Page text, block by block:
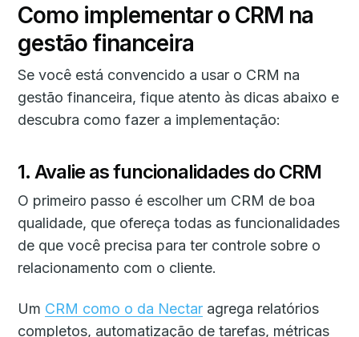
Como implementar o CRM na
gestão financeira
Se você está convencido a usar o CRM na
gestão financeira, fique atento às dicas abaixo e
descubra como fazer a implementação:
1. Avalie as funcionalidades do CRM
O primeiro passo é escolher um CRM de boa
qualidade, que ofereça todas as funcionalidades
de que você precisa para ter controle sobre o
relacionamento com o cliente.
Um CRM como o da Nectar agrega relatórios
completos, automatização de tarefas, métricas